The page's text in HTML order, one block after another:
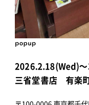
popup
2026.2.18(Wed)
三省堂書店 有楽